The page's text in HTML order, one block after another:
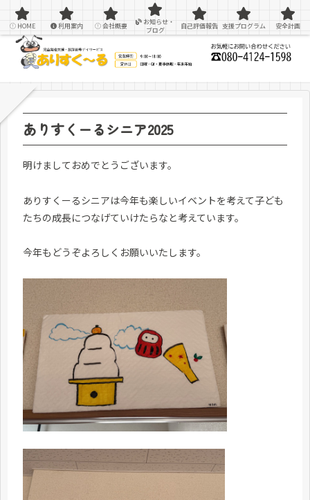
感覚統合療法を用いた療育＆支援
ありすくーるシニア2025
明けましておめでとうございます。
ありすくーるシニアは今年も楽しいイベントを考えて子ども
たちの成長につなげていけたらなと考えています。
今年もどうぞよろしくお願いいたします。
HOME 利用案内 会社概要
お知らせ・
ブログ
自己評価報告 支援プログラム 安全計画